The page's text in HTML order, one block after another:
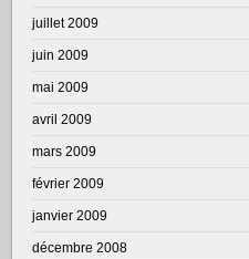
juillet 2009
juin 2009
mai 2009
avril 2009
mars 2009
février 2009
janvier 2009
décembre 2008